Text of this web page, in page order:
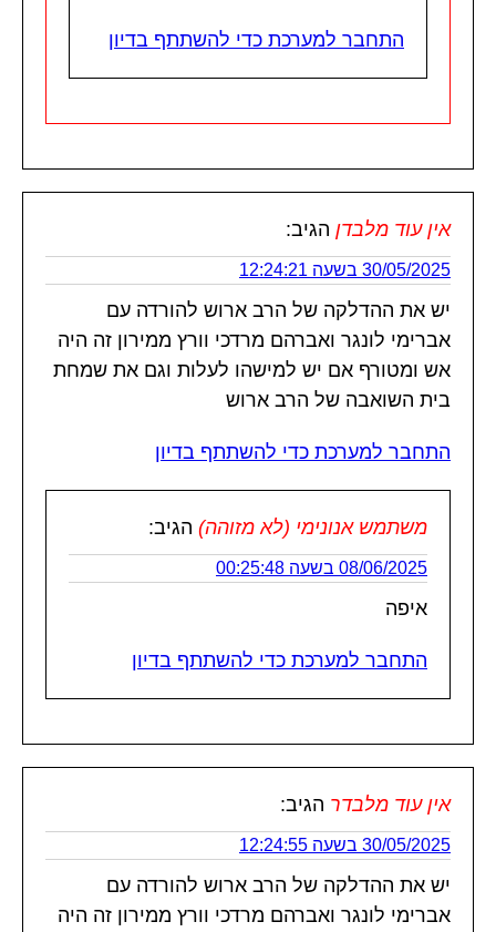
התחבר למערכת כדי להשתתף בדיון
אין עוד מלבדן הגיב:
30/05/2025 בשעה 12:24:21
יש את ההדלקה של הרב ארוש להורדה עם
אברימי לונגר ואברהם מרדכי וורץ ממירון זה היה
אש ומטורף אם יש למישהו לעלות וגם את שמחת
בית השואבה של הרב ארוש
התחבר למערכת כדי להשתתף בדיון
משתמש אנונימי (לא מזוהה) הגיב:
08/06/2025 בשעה 00:25:48
איפה
התחבר למערכת כדי להשתתף בדיון
אין עוד מלבדר הגיב:
30/05/2025 בשעה 12:24:55
יש את ההדלקה של הרב ארוש להורדה עם
אברימי לונגר ואברהם מרדכי וורץ ממירון זה היה